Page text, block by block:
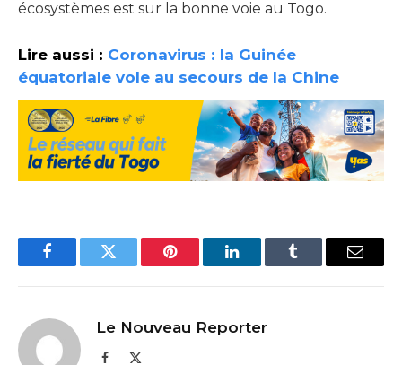
écosystèmes est sur la bonne voie au Togo.
Lire aussi : Coronavirus : la Guinée
équatoriale vole au secours de la Chine
FacebookTwitter Pinterest LinkedInTumblr Email
Le Nouveau Reporter
Facebook